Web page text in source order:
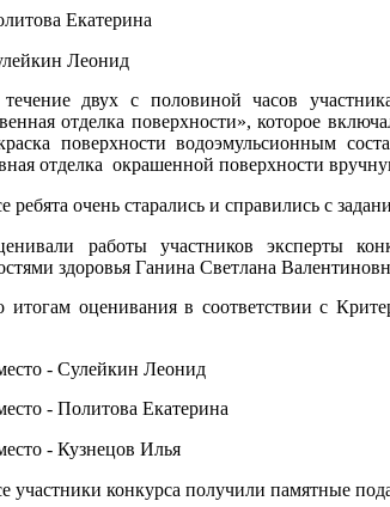
Екатерина
Леонид
двух с половиной часов
отделка поверхности», которое
поверхности водоэмульсионным
отделка окрашенной поверхности
ребята очень старались и справились с
работы участников эксперты
здоровья Ганина Светлана
итогам оценивания в соответствии с
-Сулейкин Леонид
-Политова Екатерина
-Кузнецов Илья
участники конкурса получили памятные